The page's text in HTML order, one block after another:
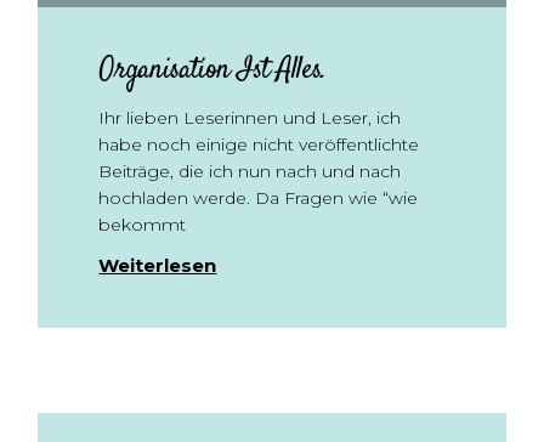
Organisation Ist Alles.
Ihr lieben Leserinnen und Leser, ich
habe noch einige nicht veröffentlichte
Beiträge, die ich nun nach und nach
hochladen werde. Da Fragen wie “wie
bekommt
Weiterlesen